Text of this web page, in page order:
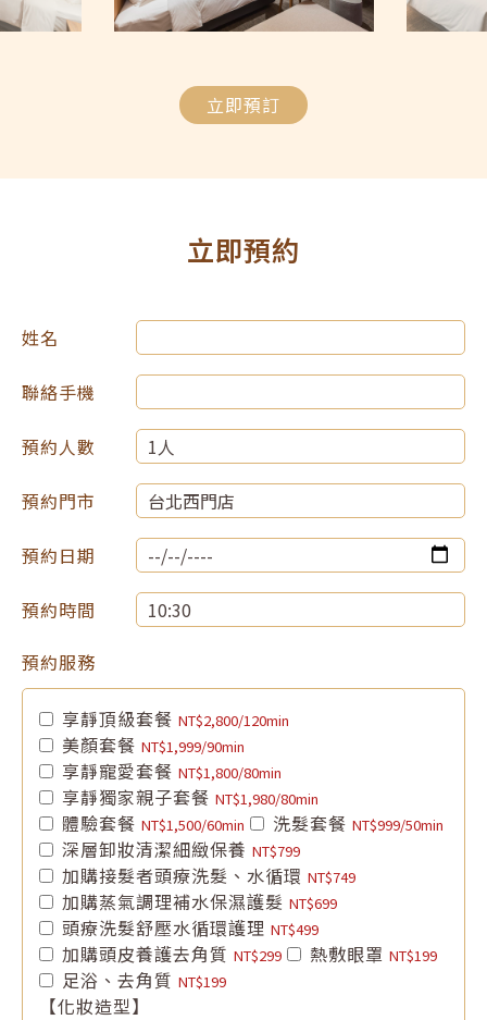
立即預訂
立即預約
姓名
聯絡手機
預約人數
預約門市
預約日期
預約時間
預約服務
享靜頂級套餐 NT$2,800/120min
美顏套餐 NT$1,999/90min
享靜寵愛套餐 NT$1,800/80min
享靜獨家親子套餐 NT$1,980/80min
體驗套餐 NT$1,500/60min 洗髮套餐 NT$999/50min
深層卸妝清潔細緻保養 NT$799
加購接髮者頭療洗髮、水循環 NT$749
加購蒸氣調理補水保濕護髮 NT$699
頭療洗髮舒壓水循環護理 NT$499
加購頭皮養護去角質 NT$299 熱敷眼罩 NT$199
足浴、去角質 NT$199
【化妝造型】